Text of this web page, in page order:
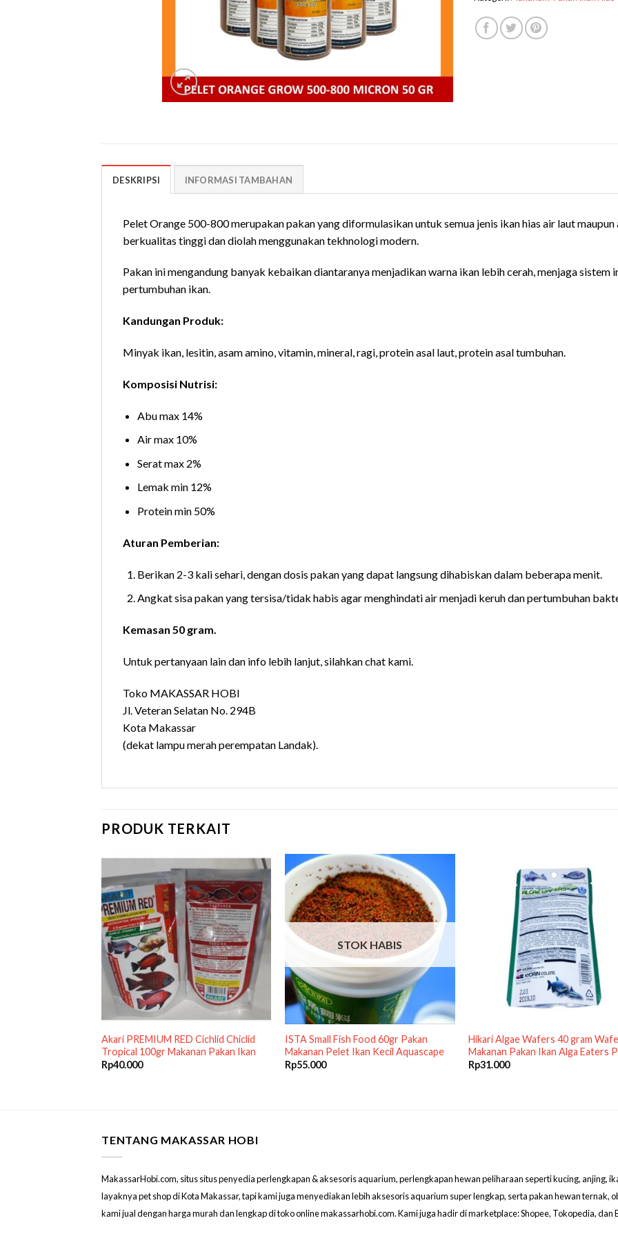
DESKRIPSI INFORMASI TAMBAHAN
Pelet Orange 500-800 merupakan pakan yang diformulasikan untuk semua jenis ikan hias air laut
berkualitas tinggi dan diolah menggunakan tekhnologi modern.
Pakan ini mengandung banyak kebaikan diantaranya menjadikan warna ikan lebih cerah, menjaga sistem
pertumbuhan ikan.
Kandungan Produk:
Minyak ikan, lesitin, asam amino, vitamin, mineral, ragi, protein asal laut, protein asal tumbuhan.
Komposisi Nutrisi:
Abu max 14%
Air max 10%
Serat max 2%
Lemak min 12%
Protein min 50%
Aturan Pemberian:
Berikan 2-3 kali sehari, dengan dosis pakan yang dapat langsung dihabiskan dalam beberapa menit.
Angkat sisa pakan yang tersisa/tidak habis agar menghindati air menjadi keruh dan pertumbuhan
Kemasan 50 gram.
Untuk pertanyaan lain dan info lebih lanjut, silahkan chat kami.
Toko MAKASSAR HOBI
Jl. Veteran Selatan No. 294B
Kota Makassar
(dekat lampu merah perempatan Landak).
PRODUK TERKAIT
Akari PREMIUM RED Cichlid Chiclid
Tropical 100gr Makanan Pakan Ikan
Rp40.000
STOK HABIS
ISTA Small Fish Food 60gr Pakan
Makanan Pelet Ikan Kecil Aquascape
Rp55.000
Hikari Algae Wafers 40 gram
Makanan Pakan Ikan Alga Eaters
Rp31.000
TENTANG MAKASSAR HOBI
MakassarHobi.com, situs situs penyedia perlengkapan & aksesoris aquarium, perlengkapan hewan peliharaan seperti kucing, anjing,
layaknya pet shop di Kota Makassar, tapi kami juga menyediakan lebih aksesoris aquarium super lengkap, serta pakan hewan ternak,
kami jual dengan harga murah dan lengkap di toko online makassarhobi.com. Kami juga hadir di marketplace: Shopee, Tokopedia, dan